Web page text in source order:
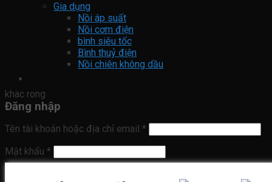
Gia dụng
Nồi áp suất
Nồi cơm điện
bình siêu tốc
Bình thuỷ điện
Nồi chiên không dầu
khac rong
Đăng nhập
Tên tài khoản hoặc địa chỉ email *
Mật khẩu *